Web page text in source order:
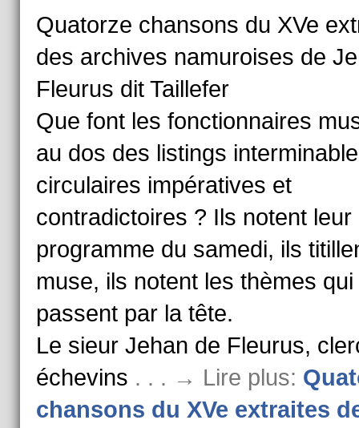
Quatorze chansons du XVe
des archives namuroises de
Fleurus dit Taillefer
Que font les fonctionnaires
au dos des listings
circulaires impératives et
contradictoires ? Ils notent leur
programme du samedi, ils
muse, ils notent les thèmes qui
passent par la tête.
Le sieur Jehan de Fleurus,
échevins . . . → Lire plus:
chansons du XVe extraites